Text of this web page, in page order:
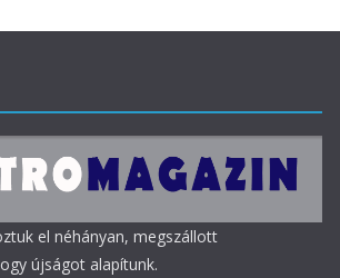
el néhányan, megszállott
újságot alapítunk.